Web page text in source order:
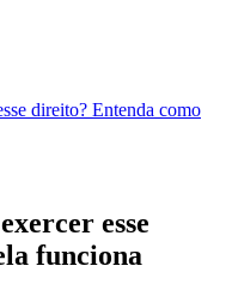
direito? Entenda como
esse
funciona